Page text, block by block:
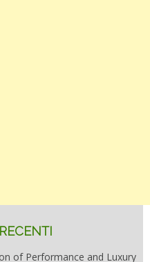
of Performance and Luxury